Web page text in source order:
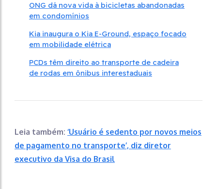
ONG dá nova vida à bicicletas abandonadas
em condomínios
Kia inaugura o Kia E-Ground, espaço focado
em mobilidade elétrica
PCDs têm direito ao transporte de cadeira
de rodas em ônibus interestaduais
Leia também: ‘Usuário é sedento por novos meios
de pagamento no transporte’, diz diretor
executivo da Visa do Brasil